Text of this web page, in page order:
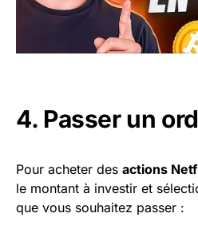
4. Passer un
Pour acheter des actions
le montant à investir et
que vous souhaitez passer :